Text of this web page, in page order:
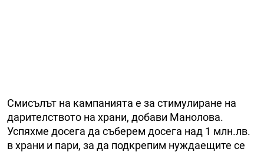
Смисълът на кампанията е за стимулиране на
дарителството на храни, добави Манолова.
Успяхме досега да съберем досега над 1 млн.лв.
в храни и пари, за да подкрепим нуждаещите се